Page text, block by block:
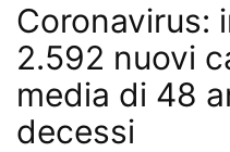
Coronavirus:
2.592 nuovi
media di 48
decessi